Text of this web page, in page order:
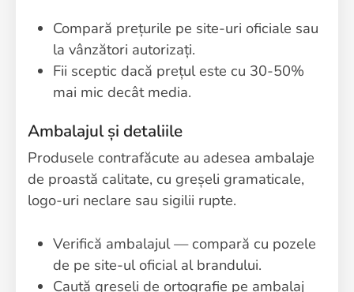
Compară prețurile pe site-uri oficiale sau
la vânzători autorizați.
Fii sceptic dacă prețul este cu 30-50%
mai mic decât media.
Ambalajul și detaliile
Produsele contrafăcute au adesea ambalaje
de proastă calitate, cu greșeli gramaticale,
logo-uri neclare sau sigilii rupte.
Verifică ambalajul — compară cu pozele
de pe site-ul oficial al brandului.
Caută greșeli de ortografie pe ambalaj